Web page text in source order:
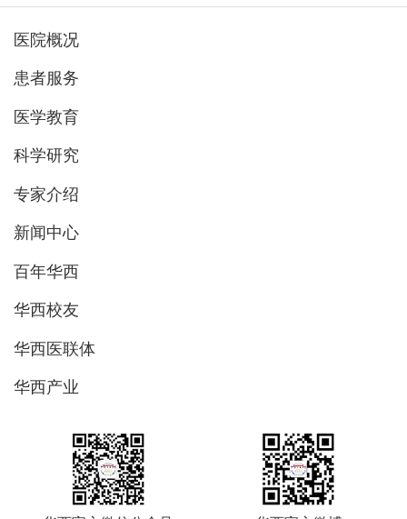
医院概况
患者服务
医学教育
科学研究
专家介绍
新闻中心
百年华西
华西校友
华西医联体
华西产业